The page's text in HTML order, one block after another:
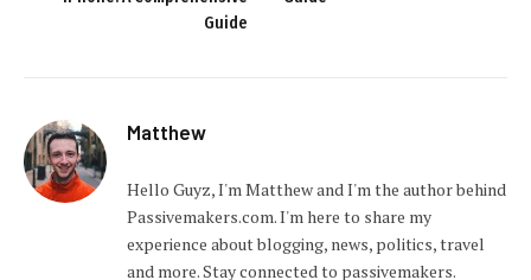
Guide
Matthew
Hello Guyz, I'm Matthew and I'm the author behind
Passivemakers.com. I'm here to share my
experience about blogging, news, politics, travel
and more. Stay connected to passivemakers.